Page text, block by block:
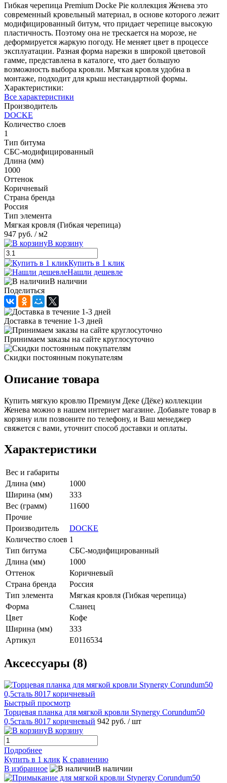
Гибкая черепица Premium Docke Pie коллекция Женева это
современный кровельный материал, в основе которого лежит
модифицированный битум, что придает черепице высокую
пластичность. Поэтому она не трескается на морозе, не
деформируется жаркую погоду. Не меняет цвет в процессе
эксплуатации. Разная форма нарезки в широкой цветовой
гамме, представлена в каталоге, что дает большую
возможность выбора кровли. Мягкая кровля удобна в
монтаже, подходит для крыш нестандартной формы.
Характеристики:
Все характеристики
Производитель
DOCKE
Количество слоев
1
Тип битума
СБС-модифицированный
Длина (мм)
1000
Оттенок
Коричневый
Страна бренда
Россия
Тип элемента
Мягкая кровля (Гибкая черепица)
947 руб. / м2
В корзину
Купить в 1 клик
Нашли дешевле
В наличии
Поделиться
Доставка в течение 1-3 дней
Принимаем заказы на сайте круглосуточно
Скидки постоянным покупателям
Описание товара
Купить мягкую кровлю Премиум Деке (Дёке) коллекции
Женева можно в нашем интернет магазине. Добавьте товар в
корзину или позвоните по телефону, и Ваш менеджер
свяжется с вами, уточнит способ доставки и оплаты.
Характеристики
Вес и габариты
Длина (мм)
1000
Ширина (мм)
333
Вес (грамм)
11600
Прочие
Производитель
DOCKE
Количество слоев 1
Тип битума
СБС-модифицированный
Длина (мм)
1000
Оттенок
Коричневый
Страна бренда
Россия
Тип элемента
Мягкая кровля (Гибкая черепица)
Форма
Сланец
Цвет
Кофе
Ширина (мм)
333
Артикул
E0116534
Аксессуары (8)
Быстрый просмотр
Торцевая планка для мягкой кровли Stynergy Corundum50
0,5сталь 8017 коричневый 942 руб. / шт
В корзину
Подробнее
Купить в 1 клик К сравнению
В избранное
В наличии